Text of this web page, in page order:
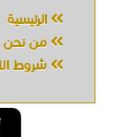
الرئيسية
من نحن
شروط